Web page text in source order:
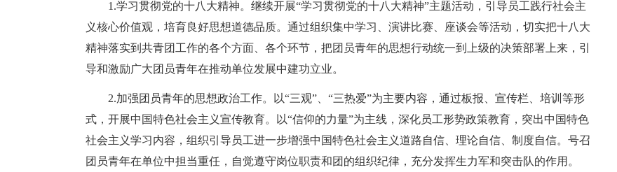
1.学习贯彻党的十八大精神。继续开展“学习贯彻党的十八大精神”主题活动，引导员工践行社会主
义核心价值观，培育良好思想道德品质。通过组织集中学习、演讲比赛、座谈会等活动，切实把十八大
精神落实到共青团工作的各个方面、各个环节，把团员青年的思想行动统一到上级的决策部署上来，引
导和激励广大团员青年在推动单位发展中建功立业。
2.加强团员青年的思想政治工作。以“三观”、“三热爱”为主要内容，通过板报、宣传栏、培训等形
式，开展中国特色社会主义宣传教育。以“信仰的力量”为主线，深化员工形势政策教育，突出中国特色
社会主义学习内容，组织引导员工进一步增强中国特色社会主义道路自信、理论自信、制度自信。号召
团员青年在单位中担当重任，自觉遵守岗位职责和团的组织纪律，充分发挥生力军和突击队的作用。